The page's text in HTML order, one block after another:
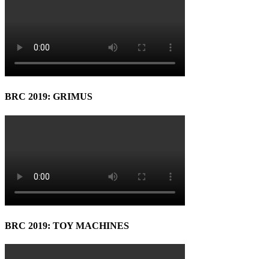
BRC 2019: GRIMUS
BRC 2019: TOY MACHINES